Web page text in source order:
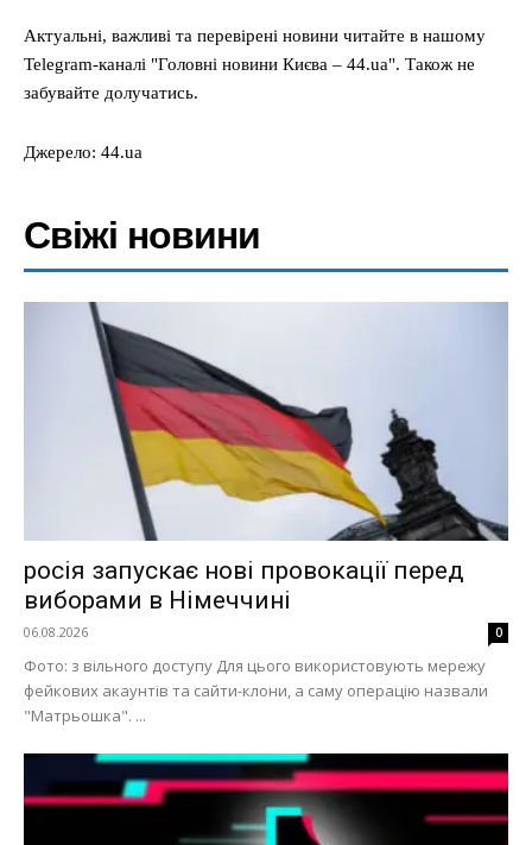
Актуальні, важливі та перевірені новини читайте в нашому
Telegram-каналі "Головні новини Києва – 44.ua". Також не
забувайте долучатись.
Джерело: 44.ua
Свіжі новини
росія запускає нові провокації перед
виборами в Німеччині
06.08.2026 0
Фото: з вільного доступу Для цього використовують мережу
фейкових акаунтів та сайти-клони, а саму операцію назвали
"Матрьошка". ...